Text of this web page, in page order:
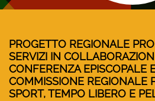
PROGETTO REGIONALE
SERVIZI IN
CONFERENZA EPISCOPALE
COMMISSIONE REGIONALE
SPORT, TEMPO LIBERO E